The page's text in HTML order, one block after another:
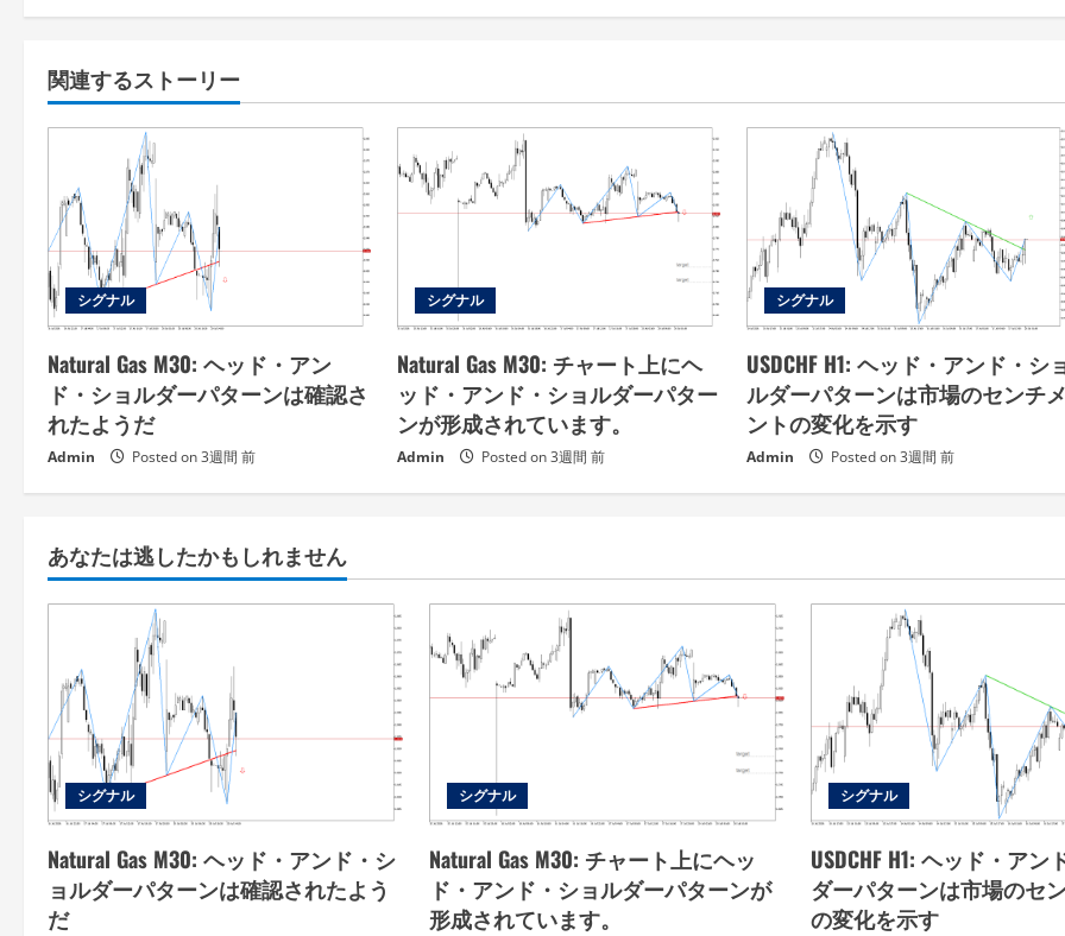
関連するストーリー
シグナル
Natural Gas M30: ヘッド・アン
ド・ショルダーパターンは確認さ
れたようだ
Admin Posted on 3週間 前
シグナル
Natural Gas M30: チャート上にヘ
ッド・アンド・ショルダーパター
ンが形成されています。
Admin Posted on 3週間 前
シグナル
USDCHF H1: ヘッド・アンド・シ
ルダーパターンは市場のセンチ
ントの変化を示す
Admin Posted on 3週間 前
あなたは逃したかもしれません
シグナル
Natural Gas M30: ヘッド・アンド・シ
ョルダーパターンは確認されたよう
だ
シグナル
Natural Gas M30: チャート上にヘッ
ド・アンド・ショルダーパターンが
形成されています。
シグナル
USDCHF H1: ヘッド・アン
ダーパターンは市場のセ
の変化を示す